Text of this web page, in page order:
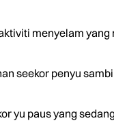
menyelam
seekor penyu
yu paus yang